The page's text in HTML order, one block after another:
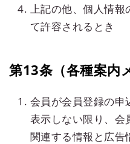
上記の他、個人情
て許容されるとき
第13条（各種案内
会員が会員登録の申
表示しない限り、会
関連する情報と広